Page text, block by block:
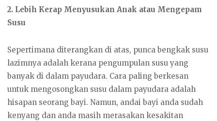
2. Lebih Kerap Menyusukan Anak atau Mengepam
Susu
Sepertimana diterangkan di atas, punca bengkak susu
lazimnya adalah kerana pengumpulan susu yang
banyak di dalam payudara. Cara paling berkesan
untuk mengosongkan susu dalam payudara adalah
hisapan seorang bayi. Namun, andai bayi anda sudah
kenyang dan anda masih merasakan kesakitan